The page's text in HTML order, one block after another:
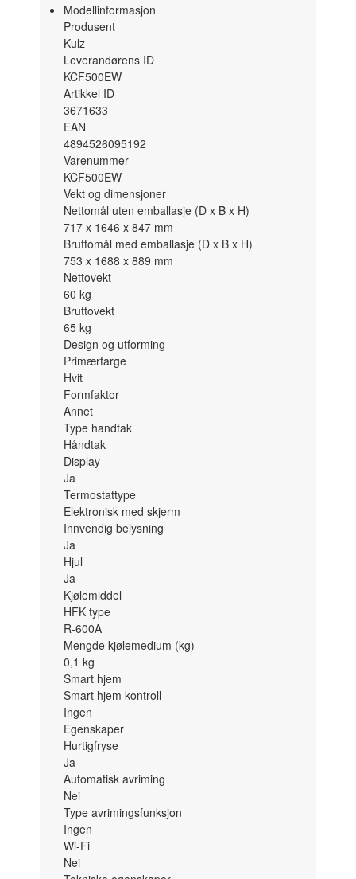
Modellinformasjon
Produsent
Kulz
Leverandørens ID
KCF500EW
Artikkel ID
3671633
EAN
4894526095192
Varenummer
KCF500EW
Vekt og dimensjoner
Nettomål uten emballasje (D x B x H)
717 x 1646 x 847 mm
Bruttomål med emballasje (D x B x H)
753 x 1688 x 889 mm
Nettovekt
60 kg
Bruttovekt
65 kg
Design og utforming
Primærfarge
Hvit
Formfaktor
Annet
Type handtak
Håndtak
Display
Ja
Termostattype
Elektronisk med skjerm
Innvendig belysning
Ja
Hjul
Ja
Kjølemiddel
HFK type
R-600A
Mengde kjølemedium (kg)
0,1 kg
Smart hjem
Smart hjem kontroll
Ingen
Egenskaper
Hurtigfryse
Ja
Automatisk avriming
Nei
Type avrimingsfunksjon
Ingen
Wi-Fi
Nei